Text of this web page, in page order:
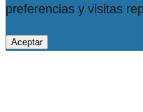
preferencias y visitas
Aceptar